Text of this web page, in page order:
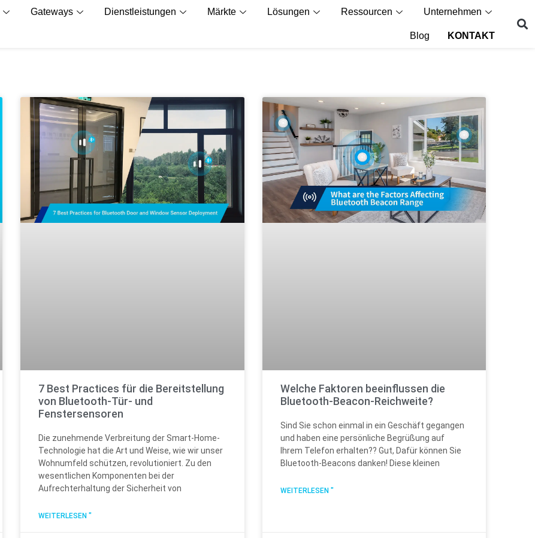
Gateways Dienstleistungen Märkte Lösungen Ressourcen Unternehmen
Blog KONTAKT
7 Best Practices für die Bereitstellung
von Bluetooth-Tür- und
Fenstersensoren
Die zunehmende Verbreitung der Smart-Home-
Technologie hat die Art und Weise, wie wir unser
Wohnumfeld schützen, revolutioniert. Zu den
wesentlichen Komponenten bei der
Aufrechterhaltung der Sicherheit von
WEITERLESEN "
Welche Faktoren beeinflussen die
Bluetooth-Beacon-Reichweite?
Sind Sie schon einmal in ein Geschäft gegangen
und haben eine persönliche Begrüßung auf
Ihrem Telefon erhalten?? Gut, Dafür können Sie
Bluetooth-Beacons danken! Diese kleinen
WEITERLESEN "